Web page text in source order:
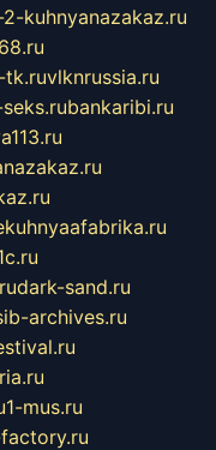
kuhnyanazakaz.ru
tk.ruvlknrussia.ru
bankaribi.ru
dark-sand.ru
archives.ru
1-mus.ru